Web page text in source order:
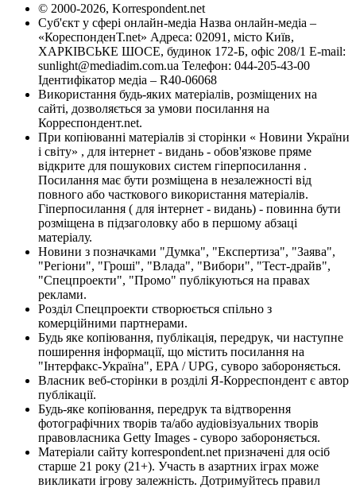
© 2000-2026, Korrespondent.net
Суб'єкт у сфері онлайн-медіа Назва онлайн-медіа –
«КореспонденТ.net» Адреса: 02091, місто Київ,
ХАРКІВСЬКЕ ШОСЕ, будинок 172-Б, офіс 208/1 E-mail:
sunlight@mediadim.com.ua Телефон: 044-205-43-00
Ідентифікатор медіа – R40-06068
Використання будь-яких матеріалів, розміщених на
сайті, дозволяється за умови посилання на
Корреспондент.net.
При копіюванні матеріалів зі сторінки « Новини України
і світу» , для інтернет - видань - обов'язкове пряме
відкрите для пошукових систем гіперпосилання .
Посилання має бути розміщена в незалежності від
повного або часткового використання матеріалів.
Гіперпосилання ( для інтернет - видань) - повинна бути
розміщена в підзаголовку або в першому абзаці
матеріалу.
Новини з позначками "Думка", "Експертиза", "Заява",
"Регіони", "Гроші", "Влада", "Вибори", "Тест-драйв",
"Спецпроекти", "Промо" публікуються на правах
реклами.
Розділ Спецпроекти створюється спільно з
комерційними партнерами.
Будь яке копіювання, публікація, передрук, чи наступне
поширення інформації, що містить посилання на
"Інтерфакс-Україна", EPA / UPG, суворо забороняється.
Власник веб-сторінки в розділі Я-Корреспондент є автор
публікації.
Будь-яке копіювання, передрук та відтворення
фотографічних творів та/або аудіовізуальних творів
правовласника Getty Images - суворо забороняється.
Матеріали сайту korrespondent.net призначені для осіб
старше 21 року (21+). Участь в азартних іграх може
викликати ігрову залежність. Дотримуйтесь правил